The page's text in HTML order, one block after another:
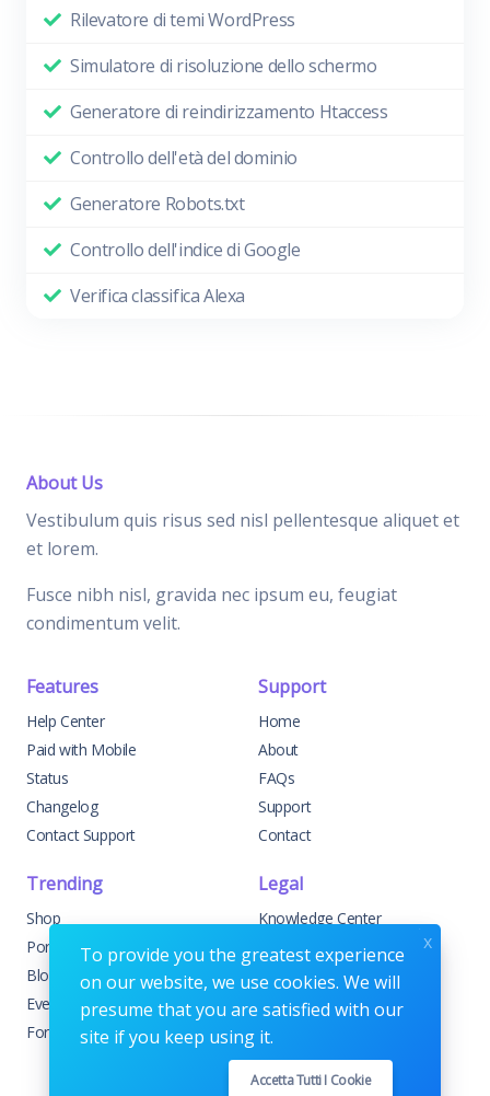
Rilevatore di temi WordPress
Simulatore di risoluzione dello schermo
Generatore di reindirizzamento Htaccess
Controllo dell'età del dominio
Generatore Robots.txt
Controllo dell'indice di Google
Verifica classifica Alexa
About Us
Vestibulum quis risus sed nisl pellentesque aliquet et
et lorem.
Fusce nibh nisl, gravida nec ipsum eu, feugiat
condimentum velit.
Features
Help Center
Paid with Mobile
Status
Changelog
Contact Support
Support
Home
About
FAQs
Support
Contact
Trending
Shop
Portfolio
Blog
Events
Forums
Legal
Knowledge Center
Custom Development
Sponsorships
Terms & Conditions
Privacy Policy
To provide you the greatest experience
on our website, we use cookies. We will
presume that you are satisfied with our
site if you keep using it.
Accetta Tutti I Cookie
x